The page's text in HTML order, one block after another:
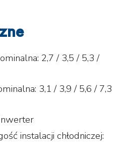
2,7 / 3,5 / 5,3 /
3,1 / 3,9 / 5,6 / 7,3
instalacji chłodniczej: